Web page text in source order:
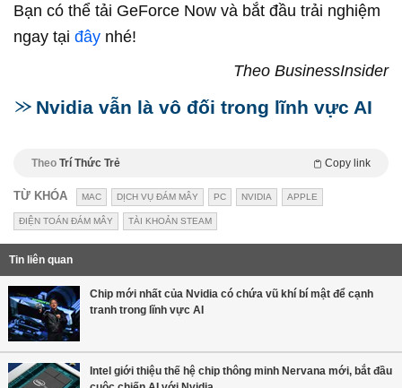
Bạn có thể tải GeForce Now và bắt đầu trải nghiệm
ngay tại đây nhé!
Theo BusinessInsider
Nvidia vẫn là vô đối trong lĩnh vực AI
Theo Trí Thức Trẻ Copy link
TỪ KHÓA MAC DỊCH VỤ ĐÁM MÂY PC NVIDIA APPLE
ĐIỆN TOÁN ĐÁM MÂY TÀI KHOẢN STEAM
Tin liên quan
Chip mới nhất của Nvidia có chứa vũ khí bí mật để cạnh
tranh trong lĩnh vực AI
Intel giới thiệu thế hệ chip thông minh Nervana mới, bắt đầu